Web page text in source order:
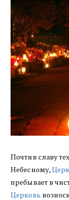
Почтив славу
Небесному,
пребывает в
Церковь